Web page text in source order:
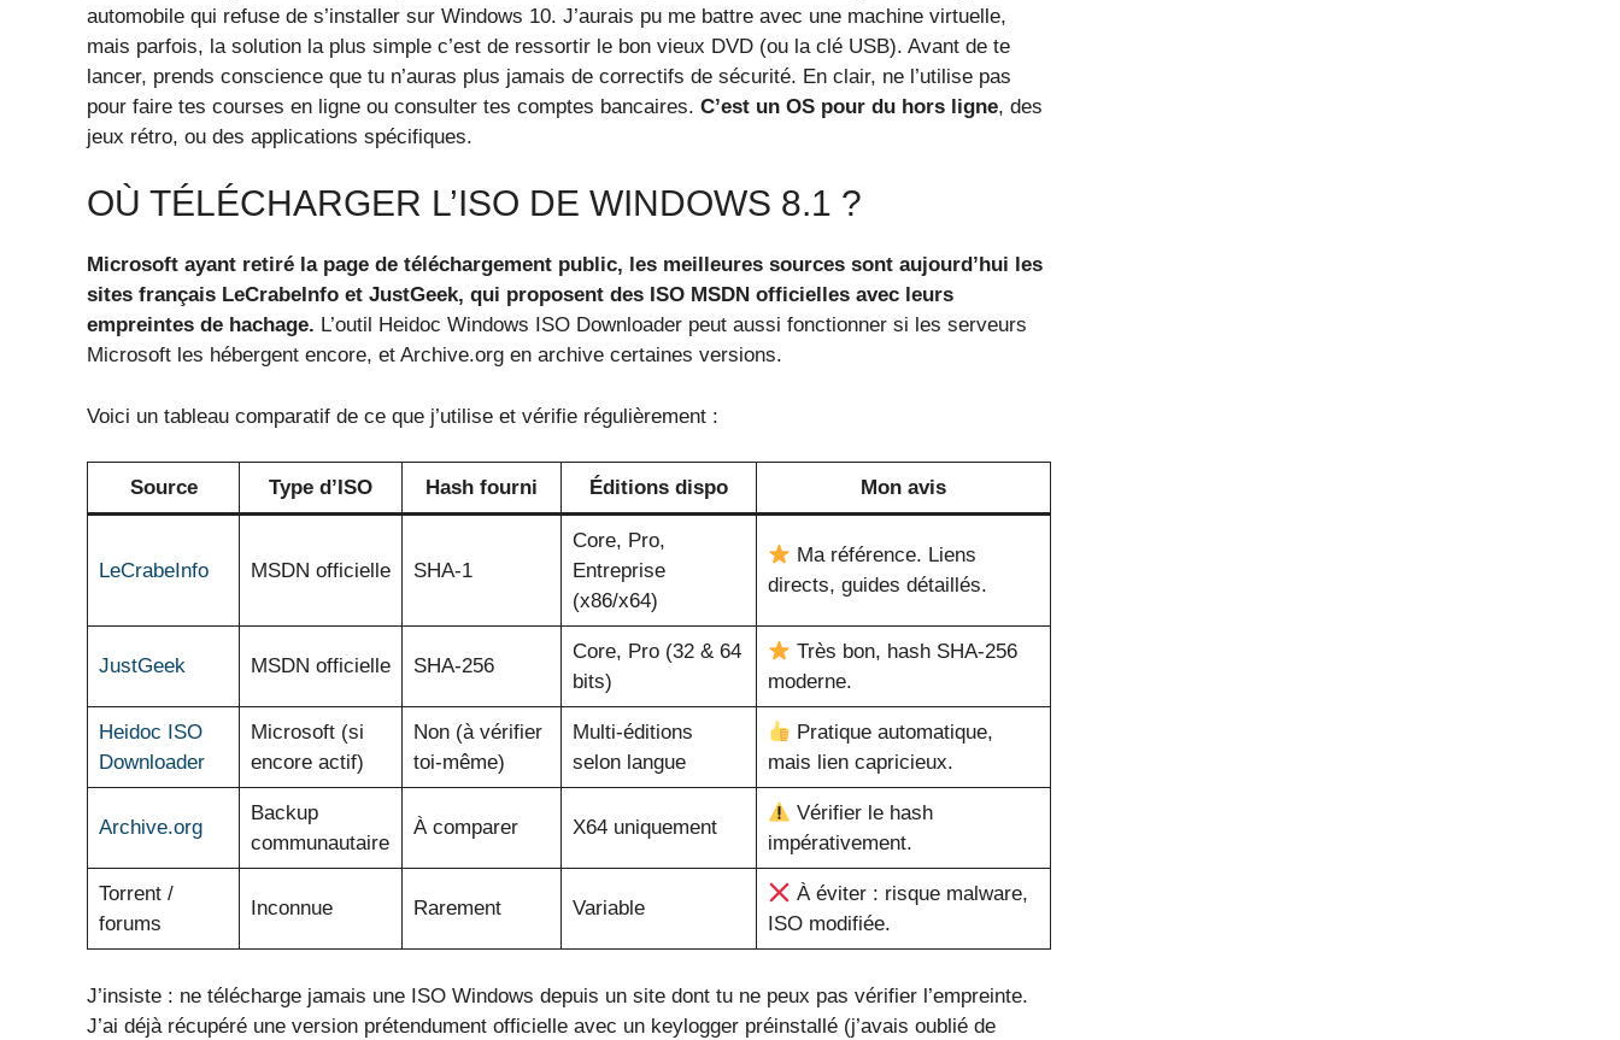
automobile qui refuse de s’installer sur Windows 10. J’aurais pu me battre avec une machine virtuelle,
mais parfois, la solution la plus simple c’est de ressortir le bon vieux DVD (ou la clé USB). Avant de te
lancer, prends conscience que tu n’auras plus jamais de correctifs de sécurité. En clair, ne l’utilise pas
pour faire tes courses en ligne ou consulter tes comptes bancaires. C’est un OS pour du hors ligne, des
jeux rétro, ou des applications spécifiques.
OÙ TÉLÉCHARGER L’ISO DE WINDOWS 8.1 ?
Microsoft ayant retiré la page de téléchargement public, les meilleures sources sont aujourd’hui les
sites français LeCrabeInfo et JustGeek, qui proposent des ISO MSDN officielles avec leurs
empreintes de hachage. L’outil Heidoc Windows ISO Downloader peut aussi fonctionner si les serveurs
Microsoft les hébergent encore, et Archive.org en archive certaines versions.
Voici un tableau comparatif de ce que j’utilise et vérifie régulièrement :
Source Type d’ISO Hash fourni Éditions dispo Mon avis
LeCrabeInfo MSDN officielle SHA‑1
Core, Pro,
Entreprise
(x86/x64)
Ma référence. Liens
directs, guides détaillés.
JustGeek MSDN officielle SHA‑256
Core, Pro (32 & 64
bits)
Très bon, hash SHA‑256
moderne.
Heidoc ISO
Downloader
Microsoft (si
encore actif)
Non (à vérifier
toi‑même)
Multi‑éditions
selon langue
Pratique automatique,
mais lien capricieux.
Archive.org
Backup
communautaire
À comparer X64 uniquement
Vérifier le hash
impérativement.
Torrent /
forums
Inconnue Rarement Variable
À éviter : risque malware,
ISO modifiée.
J’insiste : ne télécharge jamais une ISO Windows depuis un site dont tu ne peux pas vérifier l’empreinte.
J’ai déjà récupéré une version prétendument officielle avec un keylogger préinstallé (j’avais oublié de